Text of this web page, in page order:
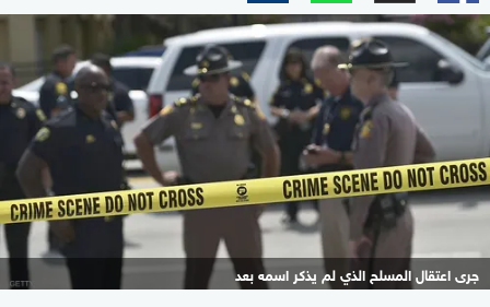
جرى اعتقال المسلح الذي لم يذكر اسمه بعد